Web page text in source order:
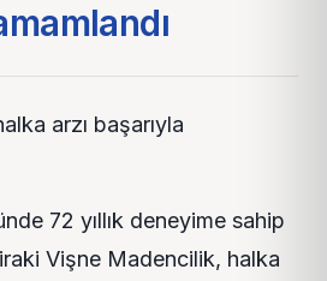
arzı başarıyla
72 yıllık deneyime sahip
Vişne Madencilik, halka